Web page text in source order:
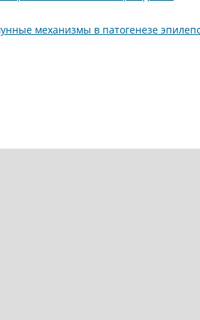
механизмы в патогенезе